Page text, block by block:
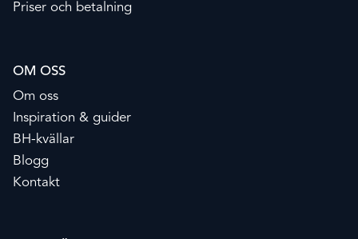
Priser och betalning
OM OSS
Om oss
Inspiration & guider
BH-kvällar
Blogg
Kontakt